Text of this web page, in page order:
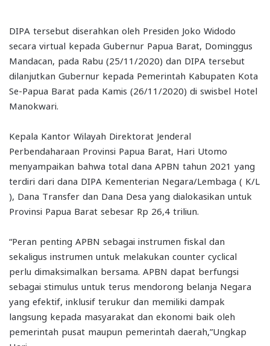
DIPA tersebut diserahkan oleh Presiden Joko Widodo
secara virtual kepada Gubernur Papua Barat, Dominggus
Mandacan, pada Rabu (25/11/2020) dan DIPA tersebut
dilanjutkan Gubernur kepada Pemerintah Kabupaten Kota
Se-Papua Barat pada Kamis (26/11/2020) di swisbel Hotel
Manokwari.
Kepala Kantor Wilayah Direktorat Jenderal
Perbendaharaan Provinsi Papua Barat, Hari Utomo
menyampaikan bahwa total dana APBN tahun 2021 yang
terdiri dari dana DIPA Kementerian Negara/Lembaga ( K/L
), Dana Transfer dan Dana Desa yang dialokasikan untuk
Provinsi Papua Barat sebesar Rp 26,4 triliun.
“Peran penting APBN sebagai instrumen fiskal dan
sekaligus instrumen untuk melakukan counter cyclical
perlu dimaksimalkan bersama. APBN dapat berfungsi
sebagai stimulus untuk terus mendorong belanja Negara
yang efektif, inklusif terukur dan memiliki dampak
langsung kepada masyarakat dan ekonomi baik oleh
pemerintah pusat maupun pemerintah daerah,”Ungkap